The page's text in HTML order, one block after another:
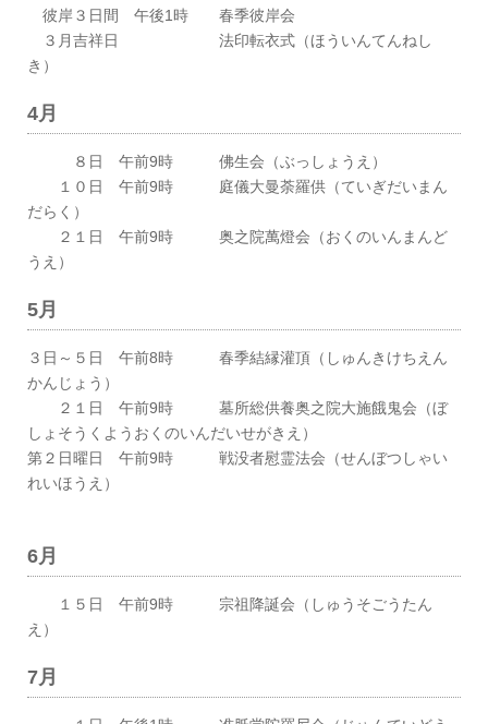
彼岸３日間 午後1時 春季彼岸会
３月吉祥日 法印転衣式（ほういんてんねし
き）
4月
８日 午前9時 佛生会（ぶっしょうえ）
１０日 午前9時 庭儀大曼荼羅供（ていぎだいまん
だらく）
２１日 午前9時 奥之院萬燈会（おくのいんまんど
うえ）
5月
３日～５日 午前8時 春季結縁灌頂（しゅんきけちえん
かんじょう）
２１日 午前9時 墓所総供養奥之院大施餓鬼会（ぼ
しょそうくようおくのいんだいせがきえ）
第２日曜日 午前9時 戦没者慰霊法会（せんぼつしゃい
れいほうえ）
6月
１５日 午前9時 宗祖降誕会（しゅうそごうたん
え）
7月